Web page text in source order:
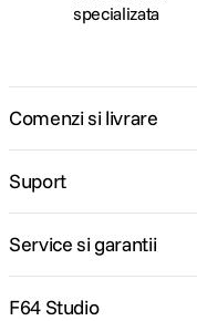
specializata
Comenzi si livrare
Suport
Service si garantii
F64 Studio